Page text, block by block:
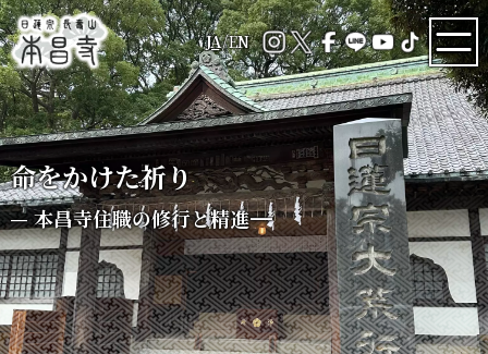
JA/EN
命をかけた祈り
— 本昌寺住職の修行と精進—